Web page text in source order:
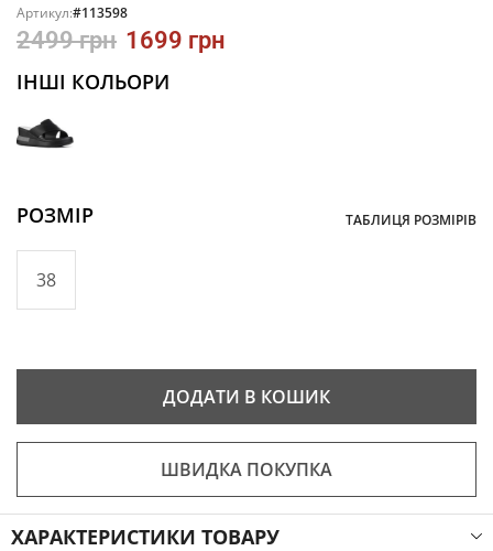
Артикул:#113598
2499грн 1699 грн
ІНШІ КОЛЬОРИ
РОЗМІР ТАБЛИЦЯ РОЗМІРІВ
38
ДОДАТИ В КОШИК
ШВИДКА ПОКУПКА
ХАРАКТЕРИСТИКИ ТОВАРУ